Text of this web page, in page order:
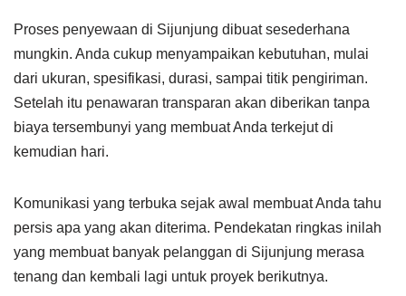
Proses penyewaan di Sijunjung dibuat sesederhana
mungkin. Anda cukup menyampaikan kebutuhan, mulai
dari ukuran, spesifikasi, durasi, sampai titik pengiriman.
Setelah itu penawaran transparan akan diberikan tanpa
biaya tersembunyi yang membuat Anda terkejut di
kemudian hari.
Komunikasi yang terbuka sejak awal membuat Anda tahu
persis apa yang akan diterima. Pendekatan ringkas inilah
yang membuat banyak pelanggan di Sijunjung merasa
tenang dan kembali lagi untuk proyek berikutnya.